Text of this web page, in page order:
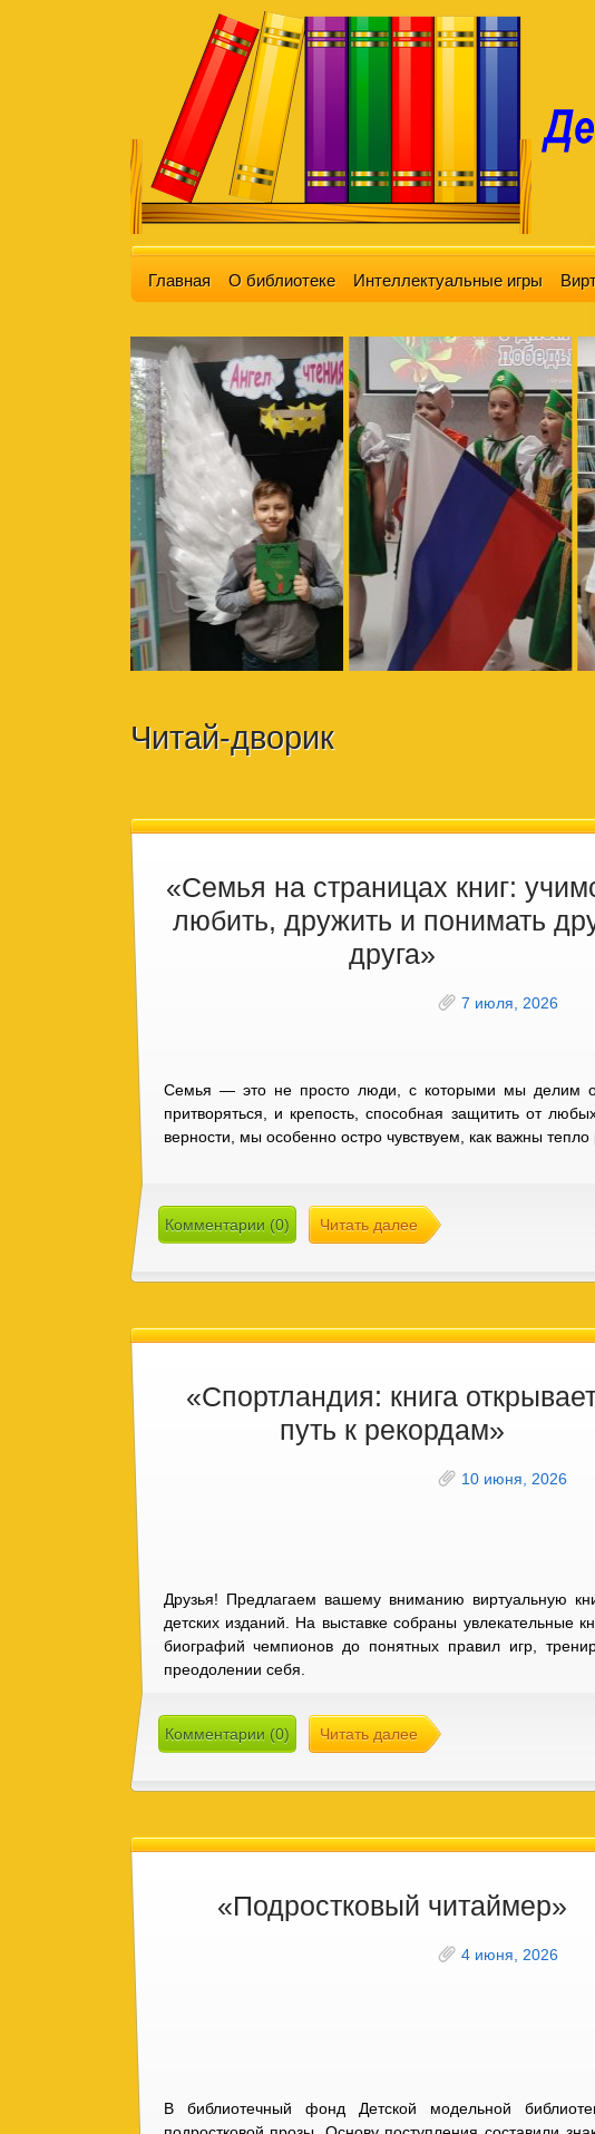
Главная О библиотеке Интеллектуальные игры
Читай-дворик
«Семья на страницах книг:
любить, дружить и понимать
друга»
7 июля, 2026
Семья — это не просто люди, с которыми мы делим
притворяться, и крепость, способная защитить от
верности, мы особенно остро чувствуем, как важны
Комментарии (0) Читать далее
«Спортландия: книга
путь к рекордам»
10 июня, 2026
Друзья! Предлагаем вашему вниманию виртуальную
детских изданий. На выставке собраны увлекательные
биографий чемпионов до понятных правил игр,
преодолении себя.
Комментарии (0) Читать далее
«Подростковый читаймер»
4 июня, 2026
В библиотечный фонд Детской модельной